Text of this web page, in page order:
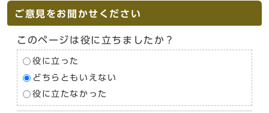
ご意見をお聞かせください
このページは役に立ちましたか？
役に立った
どちらともいえない
役に立たなかった